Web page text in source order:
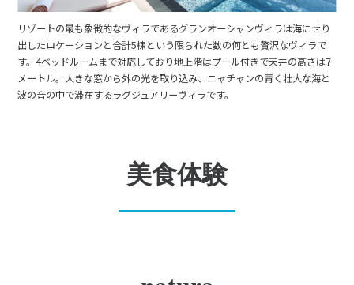
リゾートの最も象徴的なヴィラであるグランオーシャンヴィラは海にせり
出したロケーションと合計5棟という限られた数の何とも贅沢なヴィラで
す。4ベッドルームまで対応しており地上階はプール付きで天井の高さは7
メートル。大きな窓から外の光を取り込み、ニャチャンの青く壮大な海と
波の音の中で滞在するラグジュアリーヴィラです。
美食体験